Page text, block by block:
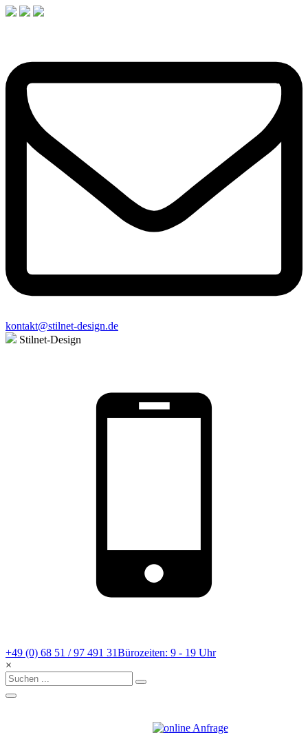
kontakt@stilnet-design.de
Stilnet-Design
+49 (0) 68 51 / 97 491 31Bürozeiten: 9 - 19 Uhr
×